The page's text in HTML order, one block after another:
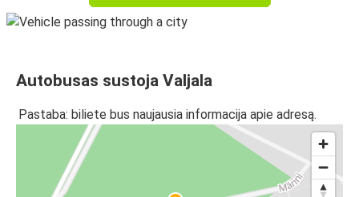
Autobusas sustoja Valjala
Pastaba: biliete bus naujausia informacija apie adresą.